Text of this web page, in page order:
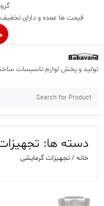
قیمت ها عمده و دارای تخفیف پلکانی 5% 10% 15% بر اساس
تولید و پخش لوازم تاسیسات
دسته ها:
خانه/ تجهیزات گرمایشی